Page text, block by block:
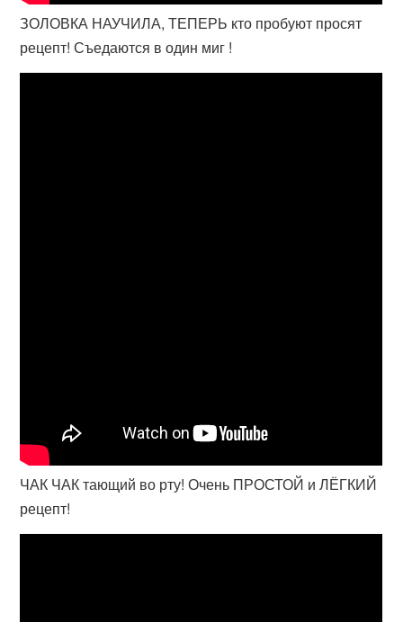
ЗОЛОВКА НАУЧИЛА, ТЕПЕРЬ кто пробуют просят
рецепт! Съедаются в один миг !
ЧАК ЧАК тающий во рту! Очень ПРОСТОЙ и ЛЁГКИЙ
рецепт!